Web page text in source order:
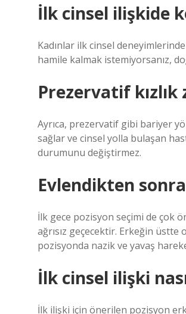
İlk cinsel ilişkide
Kadınlar ilk cinsel
hamile kalmak istemiyorsanız,
Prezervatif
Ayrıca, prezervatif gibi bariyer
sağlar ve cinsel yolla bulaşan
durumunu değiştirmez.
Evlendikten
İlk gece pozisyon seçimi de çok
ağrısız geçecektir. Erkeğin
pozisyonda nazik ve yavaş
İlk cinsel ilişki
İlk ilişki için önerilen pozisyon